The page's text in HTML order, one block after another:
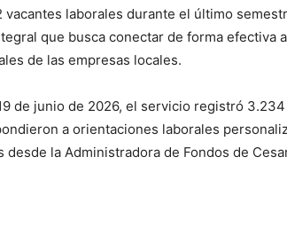
laborales durante el último
que busca conectar de forma efectiva
de las empresas locales.
de junio de 2026, el servicio registró
a orientaciones laborales
la Administradora de Fondos de